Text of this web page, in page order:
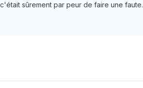
sûrement par peur de faire une faute.